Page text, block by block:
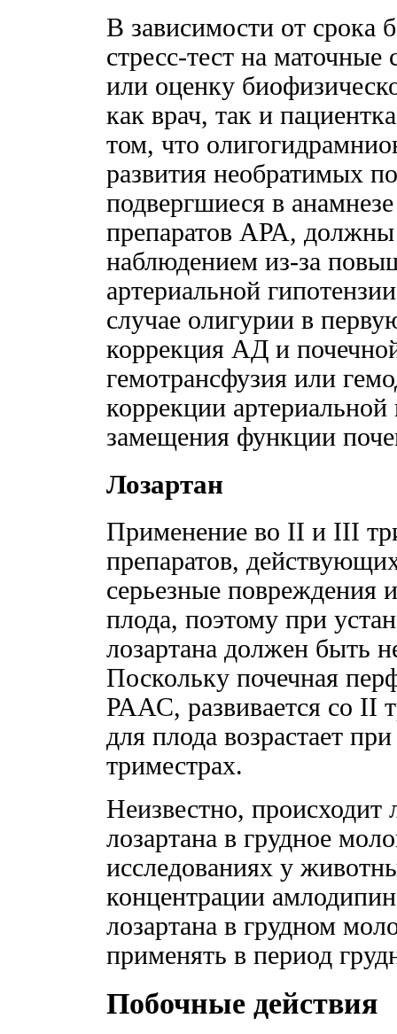
В зависимости от срока
стресс-тест на
или оценку
как врач, так и
том, что
развития необратимых
подвергшиеся в
препаратов АРА, должны
наблюдением из-за
артериальной
случае олигурии в
коррекция АД и
гемотрансфузия или
коррекции артериальной
замещения функции
Лозартан
Применение во II и III
препаратов,
серьезные повреждения
плода, поэтому при
лозартана должен быть
Поскольку почечная
РААС, развивается со II
для плода возрастает
триместрах.
Неизвестно,
лозартана в грудное
исследованиях у
концентрации
лозартана в грудном
применять в период
Побочные действия